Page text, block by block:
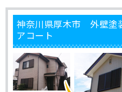
神奈川県厚木市 外壁
アコート